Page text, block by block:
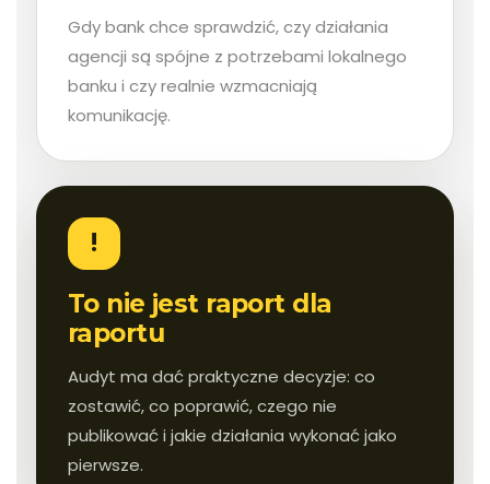
Gdy bank chce sprawdzić, czy działania
agencji są spójne z potrzebami lokalnego
banku i czy realnie wzmacniają
komunikację.
!
To nie jest raport dla
raportu
Audyt ma dać praktyczne decyzje: co
zostawić, co poprawić, czego nie
publikować i jakie działania wykonać jako
pierwsze.